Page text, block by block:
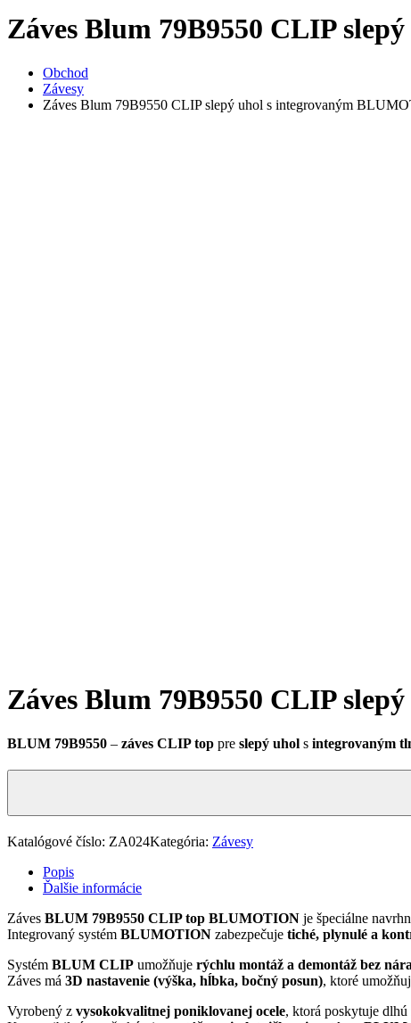
Záves Blum 79B9550 CLIP
Obchod
Závesy
Záves Blum 79B9550 CLIP slepý uhol s integrovaným
Záves Blum 79B9550 CLIP
BLUM 79B9550 – záves CLIP top pre slepý uhol s integrovaným
Katalógové číslo: ZA024Kategória: Závesy
Popis
Ďalšie informácie
Záves BLUM 79B9550 CLIP top BLUMOTION je špeciálne
Integrovaný systém BLUMOTION zabezpečuje tiché, plynulé a
Systém BLUM CLIP umožňuje rýchlu montáž a demontáž bez
Záves má 3D nastavenie (výška, hĺbka, bočný posun), ktoré
Vyrobený z vysokokvalitnej poniklovanej ocele, ktorá poskytuje